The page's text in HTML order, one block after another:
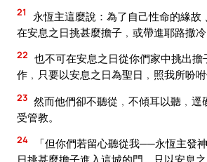
21
永恆主這麼說：為了自己性命的緣故
在安息之日挑甚麼擔子﹐或帶進耶路撒冷
22 也不可在安息之日從你們家中挑出擔
作﹐只要以安息之日為聖日﹐照我所吩咐
23 然而他們卻不聽從﹐不傾耳以聽﹐逕
受管教。
24
「但你們若留心聽從我──永恆主發